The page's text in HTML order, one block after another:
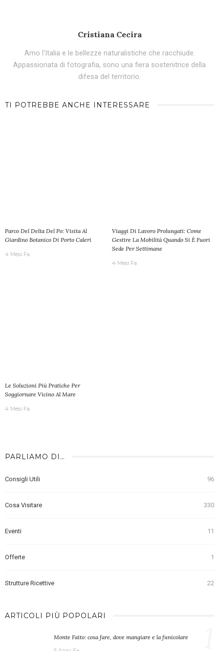
Cristiana Cecira
Amo l'Italia e le bellezze naturalistiche che racchiude.
Appassionata di fotografia, sono una fiera sostenitrice della
difesa del territorio.
TI POTREBBE ANCHE INTERESSARE
Parco Del Delta Del Po: Visita Al
Giardino Botanico Di Porto Caleri
4 Mesi Fa
Viaggi Di Lavoro Prolungati: Come
Gestire La Mobilità Quando Si È Fuori
Sede Per Settimane
4 Mesi Fa
Le Soluzioni Più Pratiche Per
Soggiornare Vicino Al Mare
4 Mesi Fa
PARLIAMO DI…
Consigli Utili 96
Cosa Visitare 330
Eventi 11
Offerte 1
Strutture Ricettive 22
ARTICOLI PIÙ POPOLARI
Monte Faito: cosa fare, dove mangiare e la funicolare